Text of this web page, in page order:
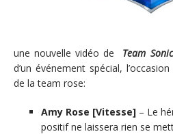
une nouvelle vidéo de Team
d’un événement spécial,
de la team rose:
Amy Rose [Vitesse] – Le
positif ne laissera rien se